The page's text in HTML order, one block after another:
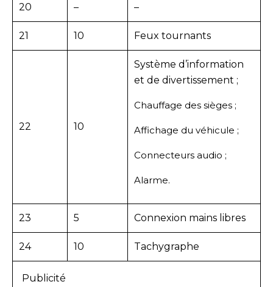
20 – –
21 10 Feux tournants
22 10
Système d’information
et de divertissement ;
Chauffage des sièges ;
Affichage du véhicule ;
Connecteurs audio ;
Alarme.
23 5 Connexion mains libres
24 10 Tachygraphe
Publicité